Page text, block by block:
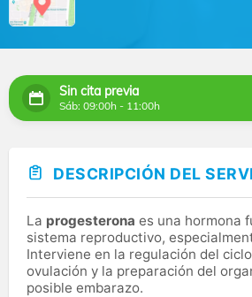
Sin cita previa
Sáb: 09:00h - 11:00h
DESCRIPCIÓN DEL
La progesterona es una hormona
sistema reproductivo,
Interviene en la regulación del
ovulación y la preparación del
posible embarazo.